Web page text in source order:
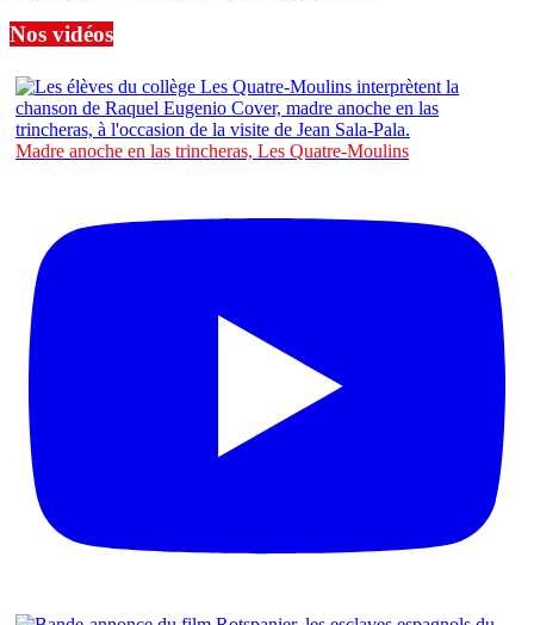
Nos vidéos
Madre anoche en las trincheras, Les Quatre-Moulins